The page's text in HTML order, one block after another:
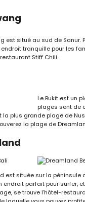
est situé au sud de Sanur.
tranquille pour les
Stiff Chili.
Le Bukit est un
plages sont de
la plus grande plage de
la plage de
est située sur la péninsule
endroit parfait pour surfer,
se trouve l'hôtel-